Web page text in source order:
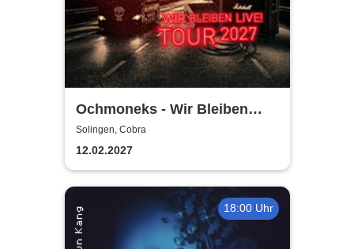
Ochmoneks - Wir Bleiben
Live! Tour 2027
Solingen, Cobra
12.02.2027
18:00 Uhr